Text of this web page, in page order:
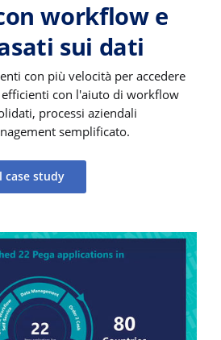
workflow e
sui dati
con più velocità per accedere
con l'aiuto di workflow
processi aziendali
semplificato.
case study